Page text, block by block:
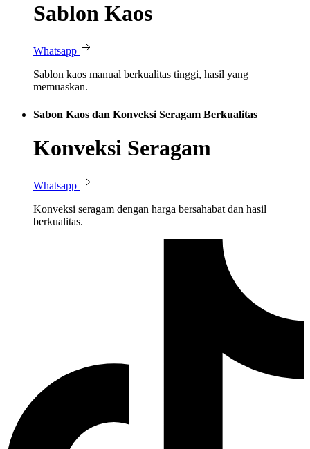
Sablon Kaos
Whatsapp
Sablon kaos manual berkualitas tinggi, hasil yang
memuaskan.
Sabon Kaos dan Konveksi Seragam Berkualitas
Konveksi Seragam
Whatsapp
Konveksi seragam dengan harga bersahabat dan hasil
berkualitas.